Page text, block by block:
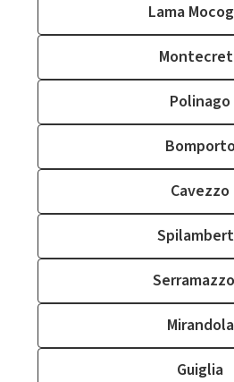
Lama
Polinago
Bomporto
Cavezzo
Mirandola
Guiglia